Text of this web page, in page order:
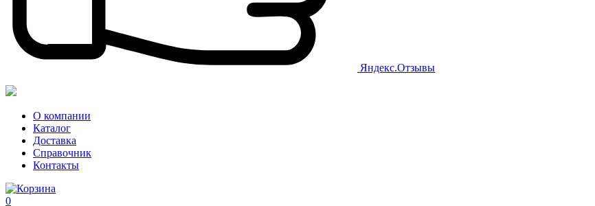
Яндекс.Отзывы
О компании
Каталог
Доставка
Справочник
Контакты
0